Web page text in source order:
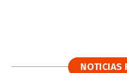
NOTICIAS